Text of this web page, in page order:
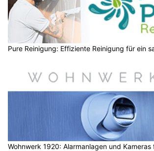
Pure Reinigung: Effiziente Reinigung für ein
Wohnwerk 1920: Alarmanlagen und